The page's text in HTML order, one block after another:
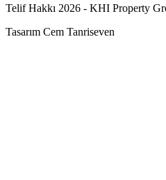
Telif Hakkı 2026 - KHI Property
Tasarım Cem Tanriseven